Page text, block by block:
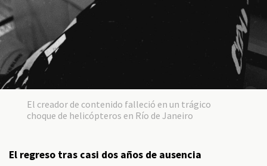
El creador de contenido falleció en un trágico
choque de helicópteros en Río de Janeiro
El regreso tras casi dos años de ausencia